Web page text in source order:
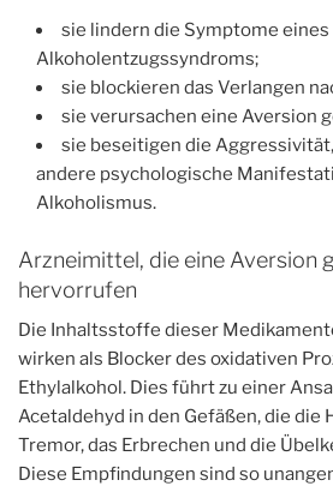
sie lindern die Symptome eines
Alkoholentzugssyndroms;
sie blockieren das Verlangen
sie verursachen eine Aversion
sie beseitigen die
andere psychologische
Alkoholismus.
Arzneimittel, die eine Aversion
hervorrufen
Die Inhaltsstoffe dieser
wirken als Blocker des oxidativen
Ethylalkohol. Dies führt zu einer
Acetaldehyd in den Gefäßen, die die
Tremor, das Erbrechen und die
Diese Empfindungen sind so